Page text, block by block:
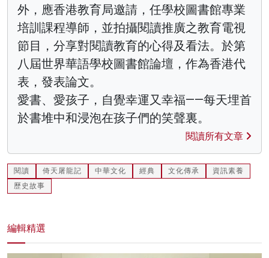
外，應香港教育局邀請，任學校圖書館專業
培訓課程導師，並拍攝閱讀推廣之教育電視
節目，分享對閱讀教育的心得及看法。於第
八屆世界華語學校圖書館論壇，作為香港代
表，發表論文。
愛書、愛孩子，自覺幸運又幸福——每天埋首
於書堆中和浸泡在孩子們的笑聲裏。
閱讀所有文章
閱讀 倚天屠龍記 中華文化 經典 文化傳承
資訊素養
歷史故事
編輯精選